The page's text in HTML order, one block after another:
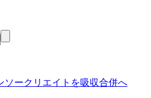
ソークリエイトを吸収合併へ